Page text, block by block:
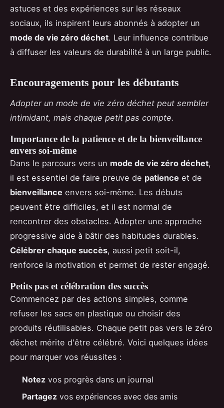
astuces et des expériences sur les réseaux
sociaux, ils inspirent leurs abonnés à adopter un
mode de vie zéro déchet. Leur influence contribue
à diffuser les valeurs de durabilité à un large public.
Encouragements pour les débutants
Adopter un mode de vie zéro déchet peut sembler
intimidant, mais chaque petit pas compte.
Importance de la patience et de la bienveillance
envers soi-même
Dans le parcours vers un mode de vie zéro déchet,
il est essentiel de faire preuve de patience et de
bienveillance envers soi-même. Les débuts
peuvent être difficiles, et il est normal de
rencontrer des obstacles. Adopter une approche
progressive aide à bâtir des habitudes durables.
Célébrer chaque succès, aussi petit soit-il,
renforce la motivation et permet de rester engagé.
Petits pas et célébration des succès
Commencez par des actions simples, comme
refuser les sacs en plastique ou choisir des
produits réutilisables. Chaque petit pas vers le zéro
déchet mérite d'être célébré. Voici quelques idées
pour marquer vos réussites :
Notez vos progrès dans un journal
Partagez vos expériences avec des amis